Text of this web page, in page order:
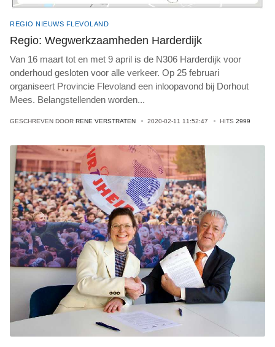
REGIO NIEUWS FLEVOLAND
Regio: Wegwerkzaamheden Harderdijk
Van 16 maart tot en met 9 april is de N306 Harderdijk voor
onderhoud gesloten voor alle verkeer. Op 25 februari
organiseert Provincie Flevoland een inloopavond bij Dorhout
Mees. Belangstellenden worden...
GESCHREVEN DOOR RENE VERSTRATEN 2020-02-11 11:52:47 HITS 2999